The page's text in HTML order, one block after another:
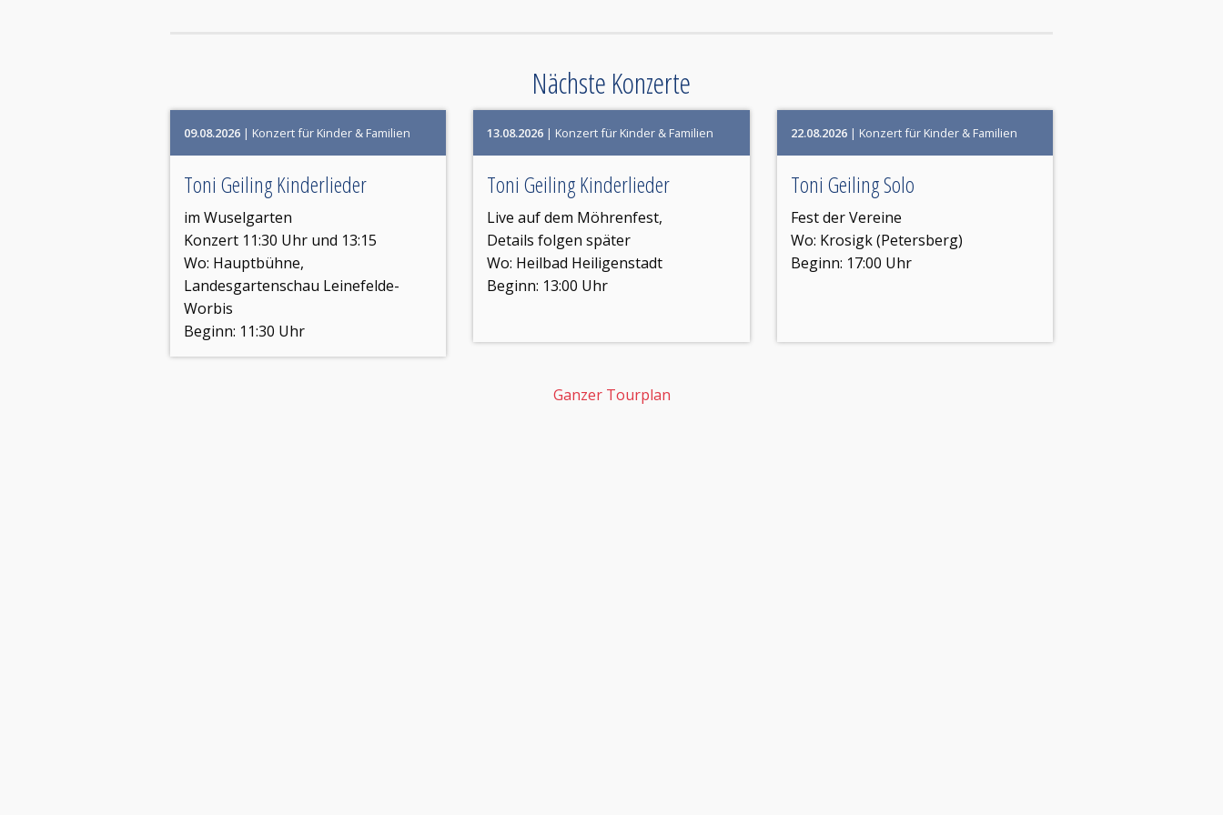
Nächste Konzerte
09.08.2026 | Konzert für Kinder & Familien
Toni Geiling Kinderlieder
im Wuselgarten
Konzert 11:30 Uhr und 13:15
Wo: Hauptbühne,
Landesgartenschau Leinefelde-
Worbis
Beginn: 11:30 Uhr
13.08.2026 | Konzert für Kinder & Familien
Toni Geiling Kinderlieder
Live auf dem Möhrenfest,
Details folgen später
Wo: Heilbad Heiligenstadt
Beginn: 13:00 Uhr
22.08.2026 | Konzert für Kinder & Familien
Toni Geiling Solo
Fest der Vereine
Wo: Krosigk (Petersberg)
Beginn: 17:00 Uhr
Ganzer Tourplan